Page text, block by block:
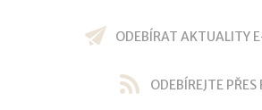
ODEBÍRAT AKTUALITY
ODEBÍREJTE PŘES